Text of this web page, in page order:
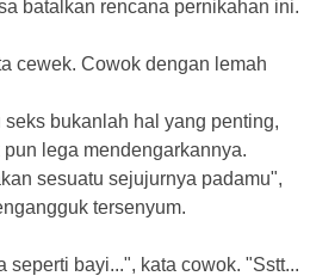
batalkan rencana pernikahan ini.
cewek. Cowok dengan lemah
bukanlah hal yang penting,
lega mendengarkannya.
sesuatu sejujurnya padamu",
tersenyum.
seperti bayi...", kata cowok. "Sstt...